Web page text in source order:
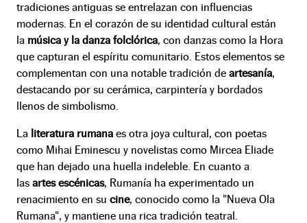
tradiciones antiguas se entrelazan con influencias
modernas. En el corazón de su identidad cultural están
la música y la danza folclórica, con danzas como la Hora
que capturan el espíritu comunitario. Estos elementos se
complementan con una notable tradición de artesanía,
destacando por su cerámica, carpintería y bordados
llenos de simbolismo.
La literatura rumana es otra joya cultural, con poetas
como Mihai Eminescu y novelistas como Mircea Eliade
que han dejado una huella indeleble. En cuanto a
las artes escénicas, Rumanía ha experimentado un
renacimiento en su cine, conocido como la "Nueva Ola
Rumana", y mantiene una rica tradición teatral.